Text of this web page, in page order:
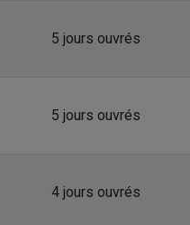
5 jours ouvrés
5 jours ouvrés
4 jours ouvrés